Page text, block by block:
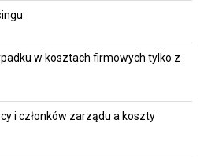
w kosztach firmowych tylko z
i członków zarządu a koszty